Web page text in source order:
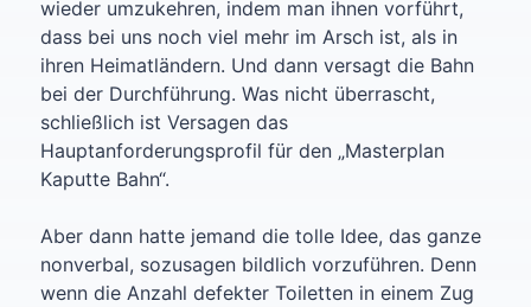
wieder umzukehren, indem man ihnen vorführt,
dass bei uns noch viel mehr im Arsch ist, als in
ihren Heimatländern. Und dann versagt die Bahn
bei der Durchführung. Was nicht überrascht,
schließlich ist Versagen das
Hauptanforderungsprofil für den „Masterplan
Kaputte Bahn“.
Aber dann hatte jemand die tolle Idee, das ganze
nonverbal, sozusagen bildlich vorzuführen. Denn
wenn die Anzahl defekter Toiletten in einem Zug